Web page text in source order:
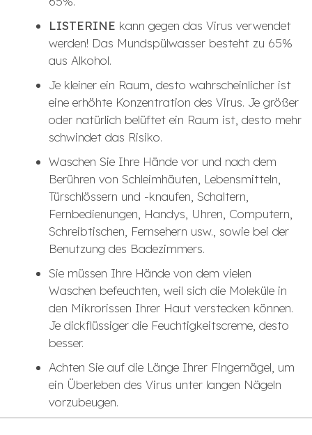
LISTERINE kann gegen das Virus verwendet
werden! Das Mundspülwasser besteht zu 65%
aus Alkohol.
Je kleiner ein Raum, desto wahrscheinlicher ist
eine erhöhte Konzentration des Virus. Je größer
oder natürlich belüftet ein Raum ist, desto mehr
schwindet das Risiko.
Waschen Sie Ihre Hände vor und nach dem
Berühren von Schleimhäuten, Lebensmitteln,
Türschlössern und -knaufen, Schaltern,
Fernbedienungen, Handys, Uhren, Computern,
Schreibtischen, Fernsehern usw., sowie bei der
Benutzung des Badezimmers.
Sie müssen Ihre Hände von dem vielen
Waschen befeuchten, weil sich die Moleküle in
den Mikrorissen Ihrer Haut verstecken können.
Je dickflüssiger die Feuchtigkeitscreme, desto
besser.
Achten Sie auf die Länge Ihrer Fingernägel, um
ein Überleben des Virus unter langen Nägeln
vorzubeugen.